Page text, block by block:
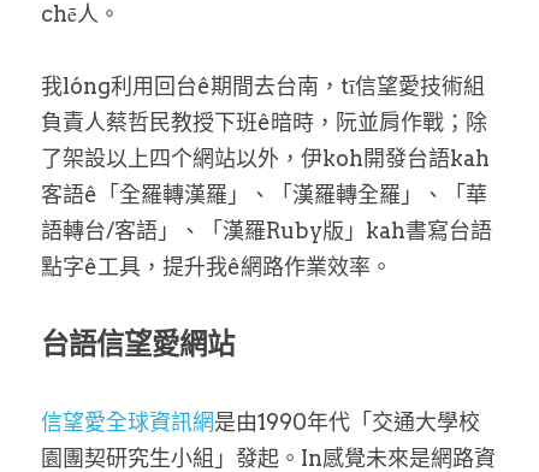
chē人。
我lóng利用回台ê期間去台南，tī信望愛技術組
負責人蔡哲民教授下班ê暗時，阮並肩作戰；除
了架設以上四个網站以外，伊koh開發台語kah
客語ê「全羅轉漢羅」、「漢羅轉全羅」、「華
語轉台/客語」、「漢羅Ruby版」kah書寫台語
點字ê工具，提升我ê網路作業效率。
台語信望愛網站
信望愛全球資訊網是由1990年代「交通大學校
園團契研究生小組」發起。In感覺未來是網路資